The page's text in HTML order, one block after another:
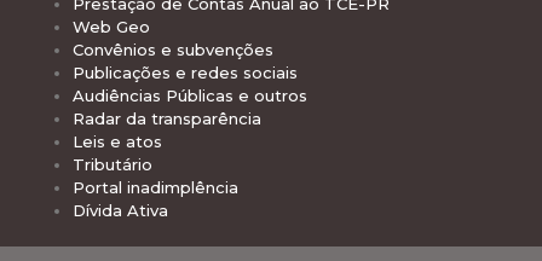
Web Geo
Convênios e subvenções
Publicações e redes sociais
Audiências Públicas e outros
Radar da transparência
Leis e atos
Tributário
Portal inadimplência
Dívida Ativa